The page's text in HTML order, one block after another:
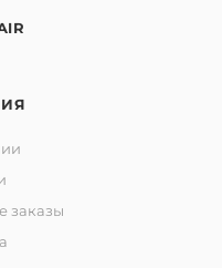
заказы